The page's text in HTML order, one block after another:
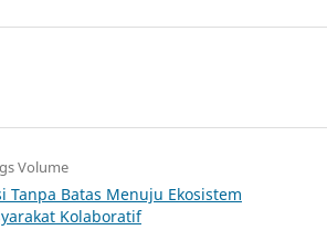
Volume
Tanpa Batas Menuju Ekosistem
Kolaboratif